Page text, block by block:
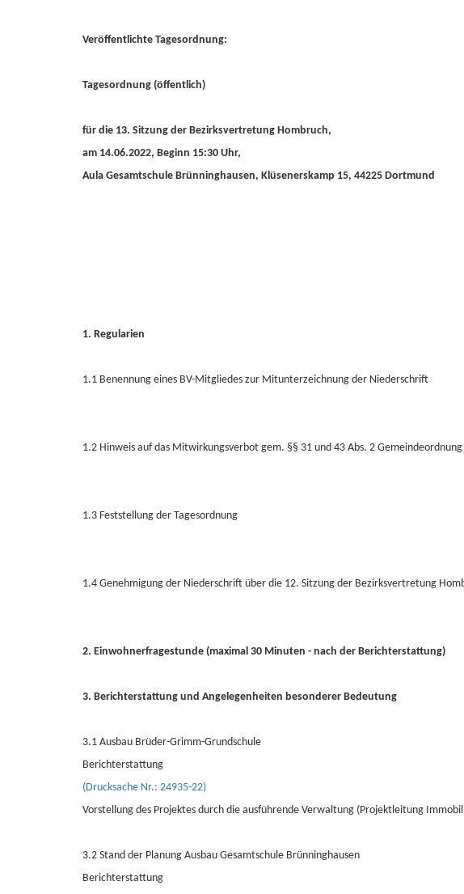
Veröffentlichte Tagesordnung:
Tagesordnung (öffentlich)
für die 13. Sitzung der Bezirksvertretung Hombruch,
am 14.06.2022, Beginn 15:30 Uhr,
Aula Gesamtschule Brünninghausen, Klüsenerskamp 15, 44225 Dortmund
1. Regularien
1.1 Benennung eines BV-Mitgliedes zur Mitunterzeichnung der Niederschrift
1.2 Hinweis auf das Mitwirkungsverbot gem. §§ 31 und 43 Abs. 2 Gemeindeordnung
1.3 Feststellung der Tagesordnung
1.4 Genehmigung der Niederschrift über die 12. Sitzung der Bezirksvertretung
2. Einwohnerfragestunde (maximal 30 Minuten - nach der Berichterstattung)
3. Berichterstattung und Angelegenheiten besonderer Bedeutung
3.1 Ausbau Brüder-Grimm-Grundschule
Berichterstattung
(Drucksache Nr.: 24935-22)
Vorstellung des Projektes durch die ausführende Verwaltung (Projektleitung
3.2 Stand der Planung Ausbau Gesamtschule Brünninghausen
Berichterstattung